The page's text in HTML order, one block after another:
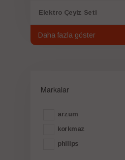
Elektro Çeyiz Seti
Daha fazla göster
Markalar
arzum
korkmaz
philips